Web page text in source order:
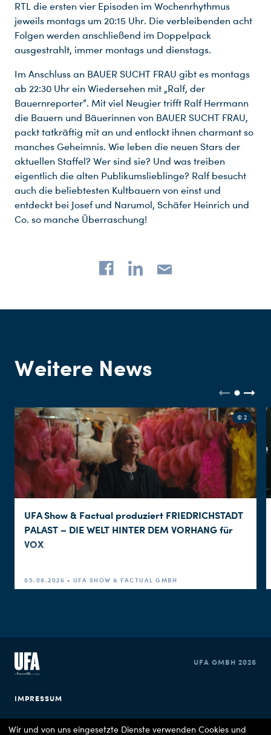
RTL die ersten vier Episoden im Wochenrhythmus
jeweils montags um 20:15 Uhr. Die verbleibenden acht
Folgen werden anschließend im Doppelpack
ausgestrahlt, immer montags und dienstags.
Im Anschluss an BAUER SUCHT FRAU gibt es montags
ab 22:30 Uhr ein Wiedersehen mit „Ralf, der
Bauernreporter“. Mit viel Neugier trifft Ralf Herrmann
die Bauern und Bäuerinnen von BAUER SUCHT FRAU,
packt tatkräftig mit an und entlockt ihnen charmant so
manches Geheimnis. Wie leben die neuen Stars der
aktuellen Staffel? Wer sind sie? Und was treiben
eigentlich die alten Publikumslieblinge? Ralf besucht
auch die beliebtesten Kultbauern von einst und
entdeckt bei Josef und Narumol, Schäfer Heinrich und
Co. so manche Überraschung!
Weitere News
© 2
UFA Show & Factual produziert FRIEDRICHSTADT
PALAST – DIE WELT HINTER DEM VORHANG für
VOX
05.08.2026 • UFA SHOW & FACTUAL GMBH
IMPRESSUM
UFA GMBH 2026
Wir und von uns eingesetzte Dienste verwenden Cookies und